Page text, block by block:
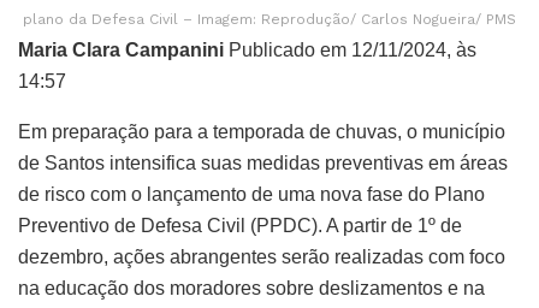
plano da Defesa Civil – Imagem: Reprodução/ Carlos Nogueira/ PMS
Maria Clara Campanini Publicado em 12/11/2024, às
14:57
Em preparação para a temporada de chuvas, o município
de Santos intensifica suas medidas preventivas em áreas
de risco com o lançamento de uma nova fase do Plano
Preventivo de Defesa Civil (PPDC). A partir de 1º de
dezembro, ações abrangentes serão realizadas com foco
na educação dos moradores sobre deslizamentos e na